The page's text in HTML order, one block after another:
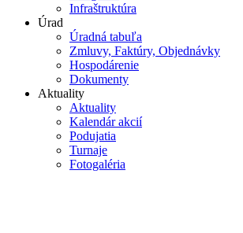
Infraštruktúra
Úrad
Úradná tabuľa
Zmluvy, Faktúry, Objednávky
Hospodárenie
Dokumenty
Aktuality
Aktuality
Kalendár akcií
Podujatia
Turnaje
Fotogaléria